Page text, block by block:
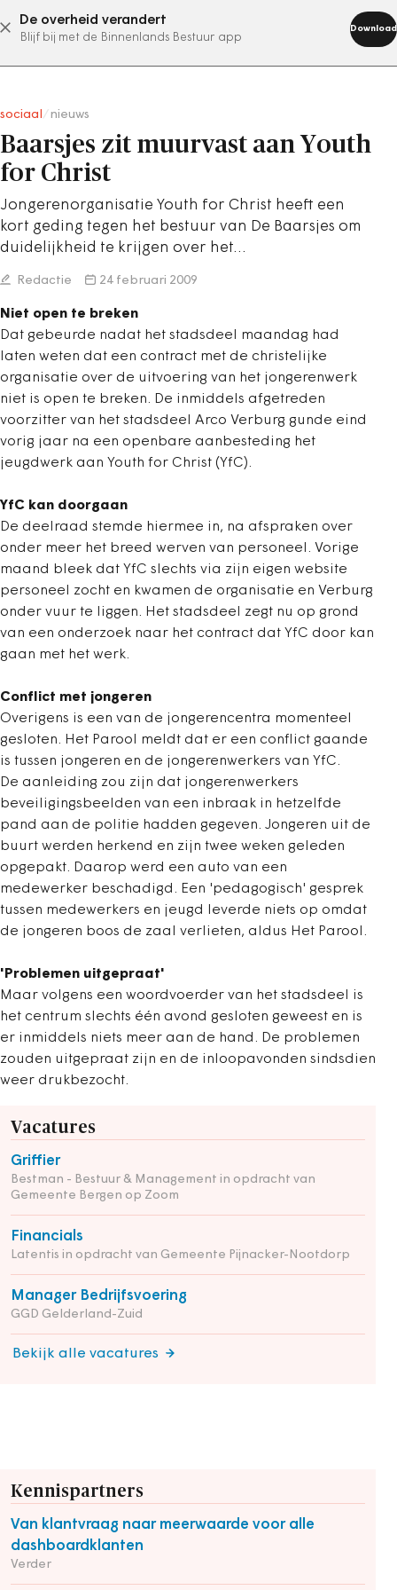
De overheid verandert
Blijf bij met de Binnenlands Bestuur app
Download
abonneer nu
sociaal nieuws
Baarsjes zit muurvast aan Youth
for Christ
Jongerenorganisatie Youth for Christ heeft een
kort geding tegen het bestuur van De Baarsjes om
duidelijkheid te krijgen over het…
Redactie 24 februari 2009
Niet open te breken
Dat gebeurde nadat het stadsdeel maandag had
laten weten dat een contract met de christelijke
organisatie over de uitvoering van het jongerenwerk
niet is open te breken. De inmiddels afgetreden
voorzitter van het stadsdeel Arco Verburg gunde eind
vorig jaar na een openbare aanbesteding het
jeugdwerk aan Youth for Christ (YfC).
YfC kan doorgaan
De deelraad stemde hiermee in, na afspraken over
onder meer het breed werven van personeel. Vorige
maand bleek dat YfC slechts via zijn eigen website
personeel zocht en kwamen de organisatie en Verburg
onder vuur te liggen. Het stadsdeel zegt nu op grond
van een onderzoek naar het contract dat YfC door kan
gaan met het werk.
Conflict met jongeren
Overigens is een van de jongerencentra momenteel
gesloten. Het Parool meldt dat er een conflict gaande
is tussen jongeren en de jongerenwerkers van YfC.
De aanleiding zou zijn dat jongerenwerkers
beveiligingsbeelden van een inbraak in hetzelfde
pand aan de politie hadden gegeven. Jongeren uit de
buurt werden herkend en zijn twee weken geleden
opgepakt. Daarop werd een auto van een
medewerker beschadigd. Een 'pedagogisch' gesprek
tussen medewerkers en jeugd leverde niets op omdat
de jongeren boos de zaal verlieten, aldus Het Parool.
'Problemen uitgepraat'
Maar volgens een woordvoerder van het stadsdeel is
het centrum slechts één avond gesloten geweest en is
er inmiddels niets meer aan de hand. De problemen
zouden uitgepraat zijn en de inloopavonden sindsdien
weer drukbezocht.
Vacatures
Griffier
Bestman - Bestuur & Management in opdracht van
Gemeente Bergen op Zoom
Financials
Latentis in opdracht van Gemeente Pijnacker-Nootdorp
Manager Bedrijfsvoering
GGD Gelderland-Zuid
Bekijk alle vacatures
Kennispartners
Van klantvraag naar meerwaarde voor alle
dashboardklanten
Verder